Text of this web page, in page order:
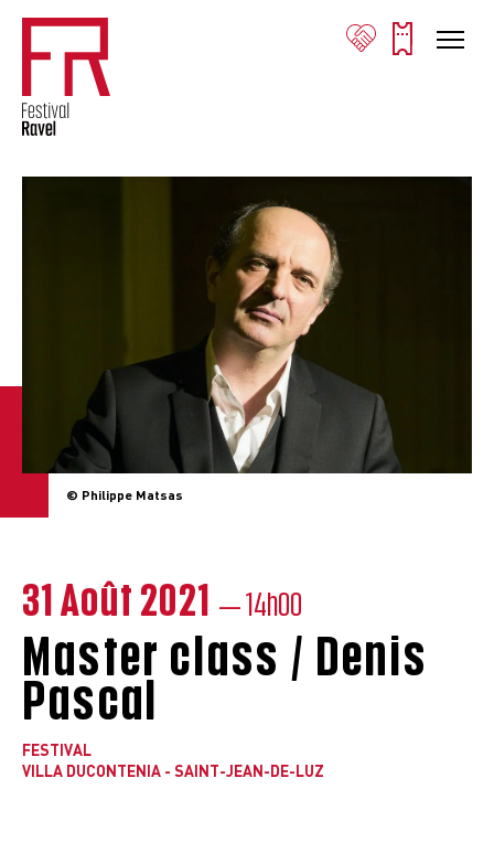
© Philippe Matsas
31 Août 2021 — 14h00
Master class / Denis
Pascal
FESTIVAL
VILLA DUCONTENIA - SAINT-JEAN-DE-LUZ